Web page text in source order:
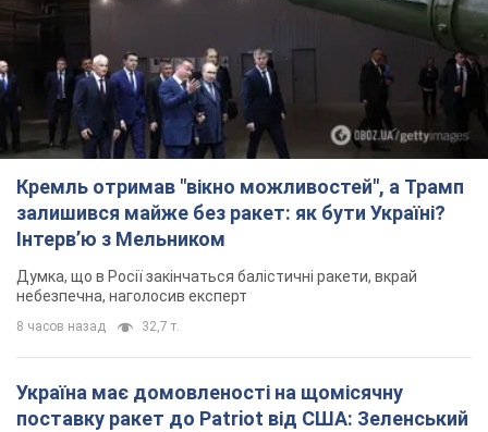
Кремль отримав "вікно можливостей", а Трамп
залишився майже без ракет: як бути Україні?
Інтерв’ю з Мельником
Думка, що в Росії закінчаться балістичні ракети, вкрай
небезпечна, наголосив експерт
8 часов назад 32,7 т.
Україна має домовленості на щомісячну
поставку ракет до Patriot від США: Зеленський